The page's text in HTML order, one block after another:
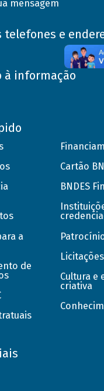
mensagem
telefones e
à informação
a
de
Cartão
BNDES
Licitações
Cultura e
criativa